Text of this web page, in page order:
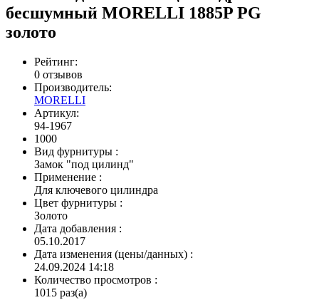
бесшумный MORELLI 1885P PG
золото
Рейтинг:
0 отзывов
Производитель:
MORELLI
Артикул:
94-1967
1000
Вид фурнитуры :
Замок "под цилинд"
Применение :
Для ключевого цилиндра
Цвет фурнитуры :
Золото
Дата добавления :
05.10.2017
Дата изменения (цены/данных) :
24.09.2024 14:18
Количество просмотров :
1015 раз(а)